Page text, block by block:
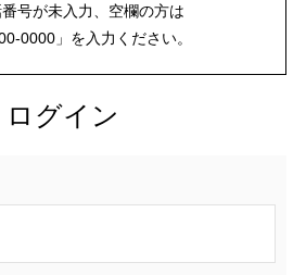
番号が未入力、空欄の方は
0000」を入力ください。
ログイン